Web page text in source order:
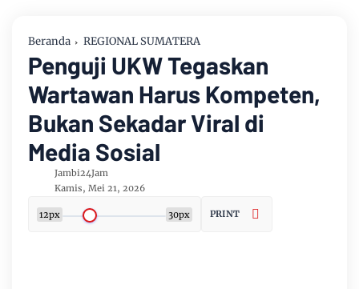
Beranda REGIONAL SUMATERA
Penguji UKW Tegaskan
Wartawan Harus Kompeten,
Bukan Sekadar Viral di
Media Sosial
Jambi24Jam
Kamis, Mei 21, 2026
12px 30px PRINT